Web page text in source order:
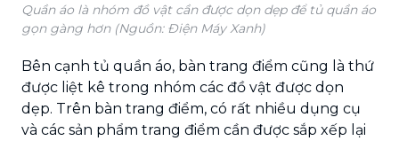
Quần áo là nhóm đồ vật cần được dọn dẹp để tủ quần áo
gọn gàng hơn (Nguồn: Điện Máy Xanh)
Bên cạnh tủ quần áo, bàn trang điểm cũng là thứ
được liệt kê trong nhóm các đồ vật được dọn
dẹp. Trên bàn trang điểm, có rất nhiều dụng cụ
và các sản phẩm trang điểm cần được sắp xếp lại